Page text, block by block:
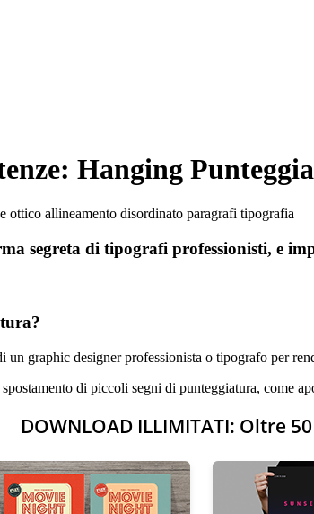
Hanging
segreta di tipografi professionisti, e
graphic designer professionista o tipografo per
di piccoli segni di punteggiatura,
DOWNLOAD ILLIMITATI: Oltre